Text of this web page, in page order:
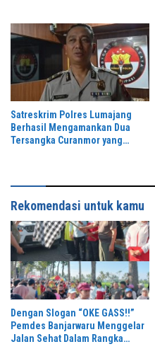
Satreskrim Polres Lumajang
Berhasil Mengamankan Dua
Tersangka Curanmor yang
Rekomendasi untuk kamu
Dengan Slogan “OKE GASS!!”
Pemdes Banjarwaru Menggelar
Jalan Sehat Dalam Rangka